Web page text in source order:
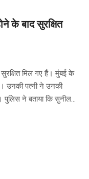
के बाद सुरक्षित
मिल गए हैं। मुंबई के
उनकी पत्नी ने उनकी
पुलिस ने बताया कि सुनील